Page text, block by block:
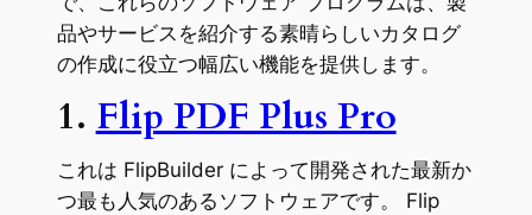
品やサービスを紹介する素晴らしいカタログ
の作成に役立つ幅広い機能を提供します。
1. Flip PDF Plus Pro
これは FlipBuilder によって開発された最新か
つ最も人気のあるソフトウェアです。 Flip